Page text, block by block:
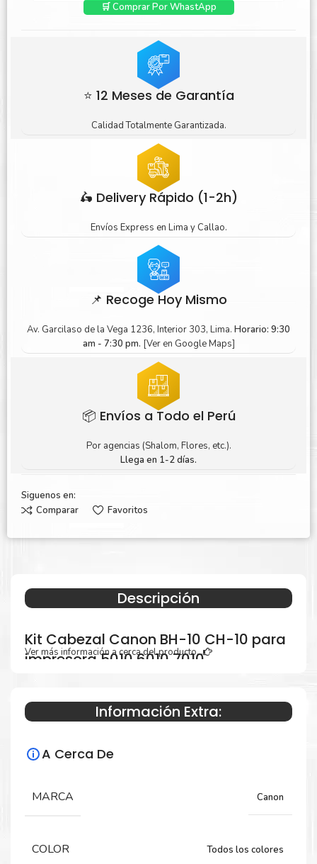
🛒 Comprar Por WhastApp
⭐ 12 Meses de Garantía
Calidad Totalmente Garantizada.
🛵 Delivery Rápido (1-2h)
Envíos Express en Lima y Callao.
📌 Recoge Hoy Mismo
Av. Garcilaso de la Vega 1236, Interior 303, Lima. Horario: 9:30
am - 7:30 pm. [Ver en Google Maps]
📦 Envíos a Todo el Perú
Por agencias (Shalom, Flores, etc.).
Llega en 1-2 días.
Siguenos en:
Comparar
Favoritos
Descripción
Kit Cabezal Canon BH-10 CH-10 para
impresora 5010 6010 7010
Especificaciones Técnicas
Para impresoras:
G5010, G6010, G7010, G2160, G3160.
Ver más información a cerca del producto...
Información Extra:
A Cerca De
MARCA Canon
COLOR Todos los colores